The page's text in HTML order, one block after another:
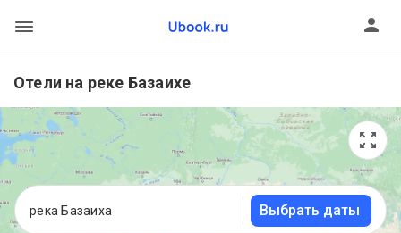
Отели на реке Базаихе
река Базаиха Выбрать даты